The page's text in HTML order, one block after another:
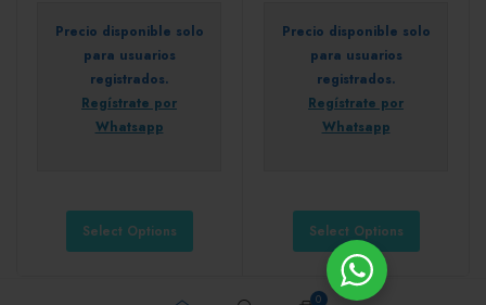
Precio disponible solo
para usuarios
registrados.
Regístrate por
Whatsapp
Select Options
Precio disponible solo
para usuarios
registrados.
Regístrate por
Whatsapp
Select Options
0